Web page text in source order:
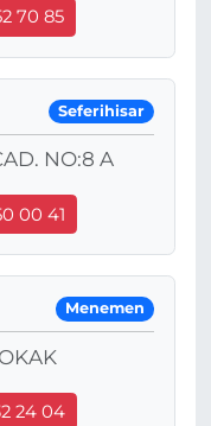
70 85
Seferihisar
NO:8 A
00 41
Menemen
24 04